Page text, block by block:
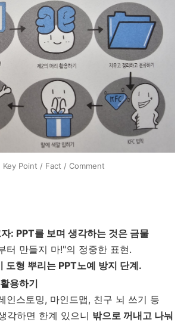
Key Point / Fact / Comment
: PPT를 보며 생각하는 것은 금물
터 만들지 마!"의 정중한 표현.
도형 뿌리는 PPT노예 방지 단계.
용하기
인스토밍, 마인드맵, 친구 뇌 쓰기 등
각하면 한계 있으니 밖으로 꺼내고 나눠